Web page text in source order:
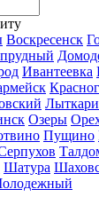
Воскресенск
Ивантеевка
Озеры
Пущино
Шатура